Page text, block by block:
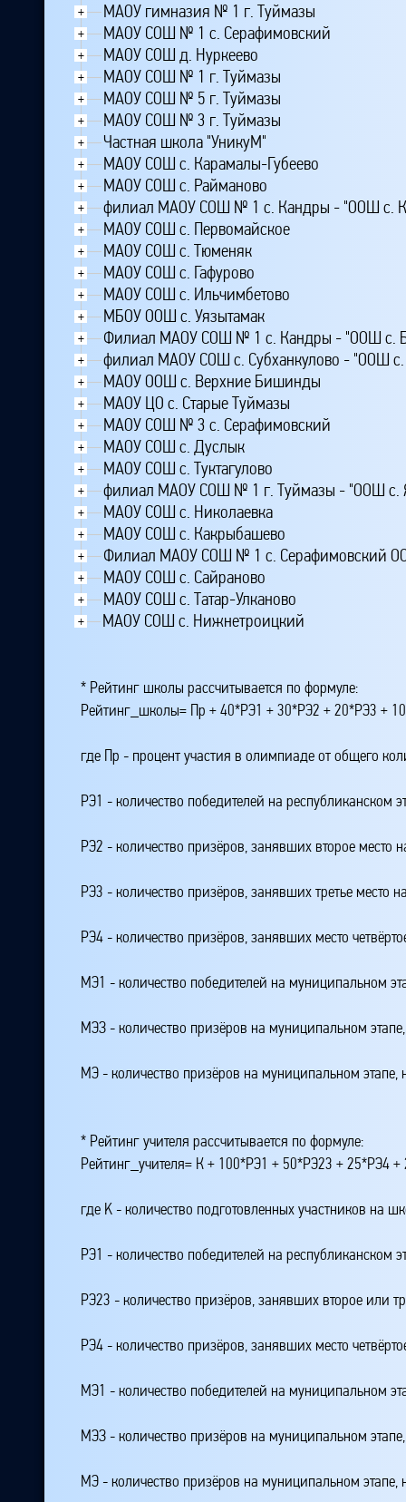
+ МАОУ гимназия № 1 г. Туймазы
+ МАОУ СОШ № 1 с. Серафимовский
+ МАОУ СОШ д. Нуркеево
+ МАОУ СОШ № 1 г. Туймазы
+ МАОУ СОШ № 5 г. Туймазы
+ МАОУ СОШ № 3 г. Туймазы
+ Частная школа "УникуМ"
+ МАОУ СОШ с. Карамалы-Губеево
+ МАОУ СОШ с. Райманово
+ филиал МАОУ СОШ № 1 с. Кандры - "ООШ с.
+ МАОУ СОШ с. Первомайское
+ МАОУ СОШ с. Тюменяк
+ МАОУ СОШ с. Гафурово
+ МАОУ СОШ с. Ильчимбетово
+ МБОУ ООШ с. Уязытамак
+ Филиал МАОУ СОШ № 1 с. Кандры - "ООШ с.
+ филиал МАОУ СОШ с. Субханкулово - "ООШ с.
+ МАОУ ООШ с. Верхние Бишинды
+ МАОУ ЦО с. Старые Туймазы
+ МАОУ СОШ № 3 с. Серафимовский
+ МАОУ СОШ с. Дуслык
+ МАОУ СОШ с. Туктагулово
+ филиал МАОУ СОШ № 1 г. Туймазы - "ООШ с.
+ МАОУ СОШ с. Николаевка
+ МАОУ СОШ с. Какрыбашево
+ Филиал МАОУ СОШ № 1 с. Серафимовский
+ МАОУ СОШ с. Сайраново
+ МАОУ СОШ с. Татар-Улканово
+ МАОУ СОШ с. Нижнетроицкий
* Рейтинг школы рассчитывается по формуле:
Рейтинг_школы= Пр + 40*РЭ1 + 30*РЭ2 + 20*РЭ3 +
где Пр - процент участия в олимпиаде от общего
РЭ1 - количество победителей на республиканском
РЭ2 - количество призёров, занявших второе место
РЭ3 - количество призёров, занявших третье место
РЭ4 - количество призёров, занявших место
МЭ1 - количество победителей на муниципальном
МЭЗ - количество призёров на муниципальном
МЭ - количество призёров на муниципальном
* Рейтинг учителя рассчитывается по формуле:
Рейтинг_учителя= К + 100*РЭ1 + 50*РЭ23 +
где K - количество подготовленных участников на
РЭ1 - количество победителей на республиканском
РЭ23 - количество призёров, занявших второе или
РЭ4 - количество призёров, занявших место
МЭ1 - количество победителей на муниципальном
МЭЗ - количество призёров на муниципальном
МЭ - количество призёров на муниципальном